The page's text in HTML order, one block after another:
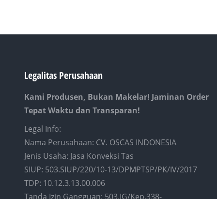
Legalitas Perusahaan
Kami Produsen, Bukan Makelar! Jaminan Order
Tepat Waktu dan Transparan!
Legal Info:
Nama Perusahaan: CV. OSCAS INDONESIA
Jenis Usaha: Jasa Konveksi Tas
SIUP: 503.SIUP/220/10-13/DPMPTSP/PK/IV/2017
TDP: 10.12.3.13.00.006
Tanda Izin Gangguan: 503.IG/Kep.338-